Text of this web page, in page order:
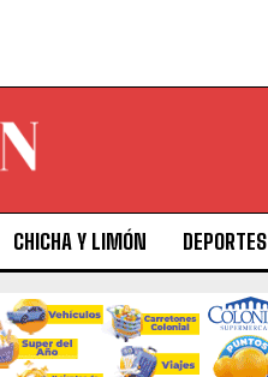
CHICHA Y LIMÓN DEPORTES